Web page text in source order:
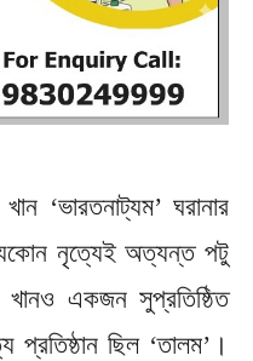
খান ‘ভারতনাট্যম’ ঘরানার
নৃত্যেই অত্যন্ত পটু
খানও একজন সুপ্রতিষ্ঠিত
প্রতিষ্ঠান ছিল ‘তালম’।